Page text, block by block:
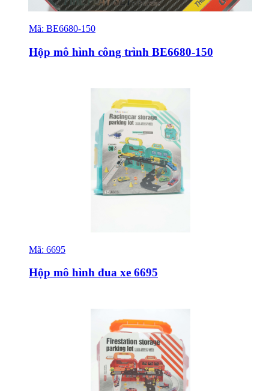
Sỉ & Lẻ
Mã: BE6680-150
Hộp mô hình công trình BE6680-150
Sỉ & Lẻ
Mã: 6695
Hộp mô hình đua xe 6695